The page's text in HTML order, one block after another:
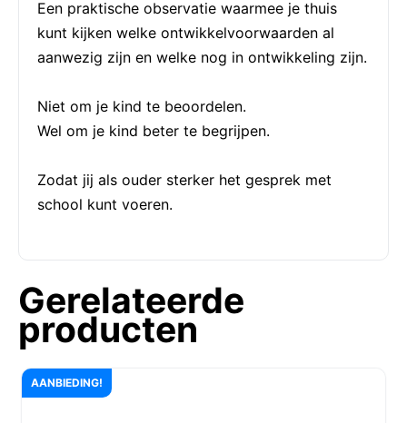
Een praktische observatie waarmee je thuis
kunt kijken welke ontwikkelvoorwaarden al
aanwezig zijn en welke nog in ontwikkeling zijn.
Niet om je kind te beoordelen.
Wel om je kind beter te begrijpen.
Zodat jij als ouder sterker het gesprek met
school kunt voeren.
Gerelateerde
producten
AANBIEDING!